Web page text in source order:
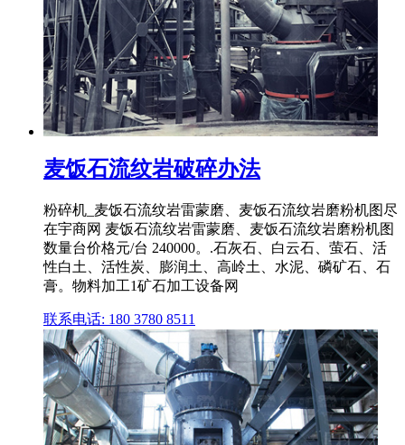
麦饭石流纹岩破碎办法
粉碎机_麦饭石流纹岩雷蒙磨、麦饭石流纹岩磨粉机图尽
在宇商网 麦饭石流纹岩雷蒙磨、麦饭石流纹岩磨粉机图
数量台价格元/台 240000。.石灰石、白云石、萤石、活
性白土、活性炭、膨润土、高岭土、水泥、磷矿石、石
膏。物料加工1矿石加工设备网
联系电话: 180 3780 8511